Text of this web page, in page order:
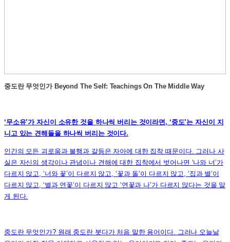
중도란 무엇인가 Beyond The Self: Teachings On The Middle Way
‘무소유’가 자신이 소유한 것을 하나씩 버리는 것이라면, ‘중도’는 자신이 지
니고 있는 견해들을 하나씩 버리는 것이다.
인간의 모든 괴로움과 불행과 갈등은 자아에 대한 집착 때문이다. 그러나 사
실은 자신의 생각이나 관념이나 견해에 대한 집착에서 벗어나면 ‘나와 너’가
다르지 않고, ‘너와 꽃’이 다르지 않고, ‘꽃과 돌’이 다르지 않고, ‘집과 별’이
다르지 않고, ‘별과 연꽃’이 다르지 않고 ‘연꽃과 나’가 다르지 않다는 것을 알
게 된다.
중도란 무엇인가? 원래 중도란 붓다가 처음 말한 용어이다. 그러나 오늘날